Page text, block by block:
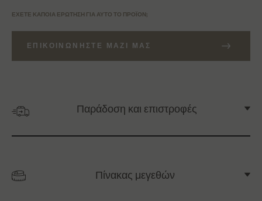
ΈΧΕΤΕ ΚΆΠΟΙΑ ΕΡΏΤΗΣΗ ΓΙΑ ΑΥΤΌ ΤΟ ΠΡΟΪΌΝ;
ΕΠΙΚΟΙΝΩΝΉΣΤΕ ΜΑΖΊ ΜΑΣ
Παράδοση και επιστροφές
Πίνακας μεγεθών